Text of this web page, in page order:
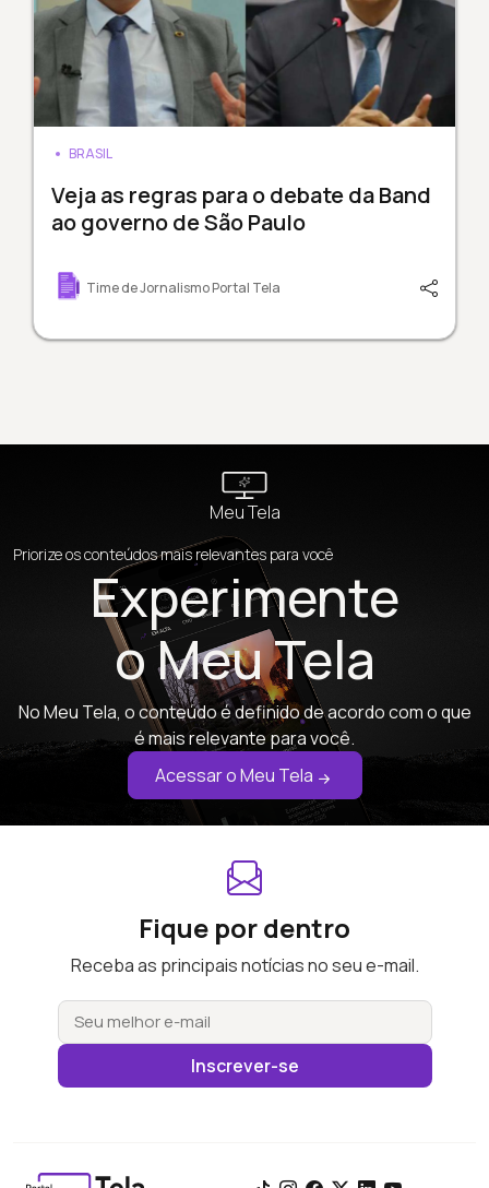
BRASIL
Veja as regras para o debate da Band
ao governo de São Paulo
Time de Jornalismo Portal Tela
Meu Tela
Priorize os conteúdos mais relevantes para você
Experimente
o Meu Tela
No Meu Tela, o conteúdo é definido de acordo com o que
é mais relevante para você.
Acessar o Meu Tela
Fique por dentro
Receba as principais notícias no seu e-mail.
Inscrever-se